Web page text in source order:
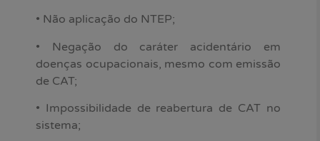
• Não aplicação do NTEP;
• Negação do caráter acidentário em
doenças ocupacionais, mesmo com emissão
de CAT;
• Impossibilidade de reabertura de CAT no
sistema;